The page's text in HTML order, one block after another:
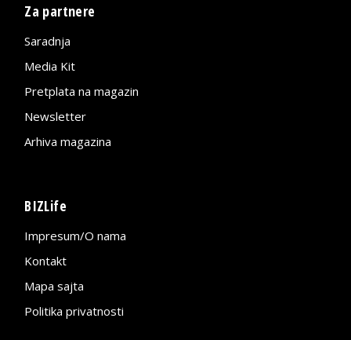
Za partnere
Saradnja
Media Kit
Pretplata na magazin
Newsletter
Arhiva magazina
BIZLife
Impresum/O nama
Kontakt
Mapa sajta
Politika privatnosti